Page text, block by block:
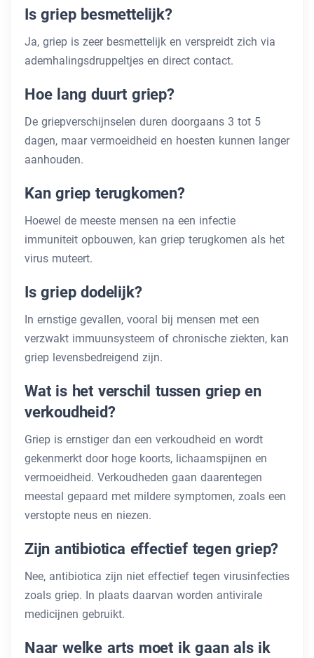
Is griep besmettelijk?
Ja, griep is zeer besmettelijk en verspreidt zich via
ademhalingsdruppeltjes en direct contact.
Hoe lang duurt griep?
De griepverschijnselen duren doorgaans 3 tot 5
dagen, maar vermoeidheid en hoesten kunnen langer
aanhouden.
Kan griep terugkomen?
Hoewel de meeste mensen na een infectie
immuniteit opbouwen, kan griep terugkomen als het
virus muteert.
Is griep dodelijk?
In ernstige gevallen, vooral bij mensen met een
verzwakt immuunsysteem of chronische ziekten, kan
griep levensbedreigend zijn.
Wat is het verschil tussen griep en
verkoudheid?
Griep is ernstiger dan een verkoudheid en wordt
gekenmerkt door hoge koorts, lichaamspijnen en
vermoeidheid. Verkoudheden gaan daarentegen
meestal gepaard met mildere symptomen, zoals een
verstopte neus en niezen.
Zijn antibiotica effectief tegen griep?
Nee, antibiotica zijn niet effectief tegen virusinfecties
zoals griep. In plaats daarvan worden antivirale
medicijnen gebruikt.
Naar welke arts moet ik gaan als ik